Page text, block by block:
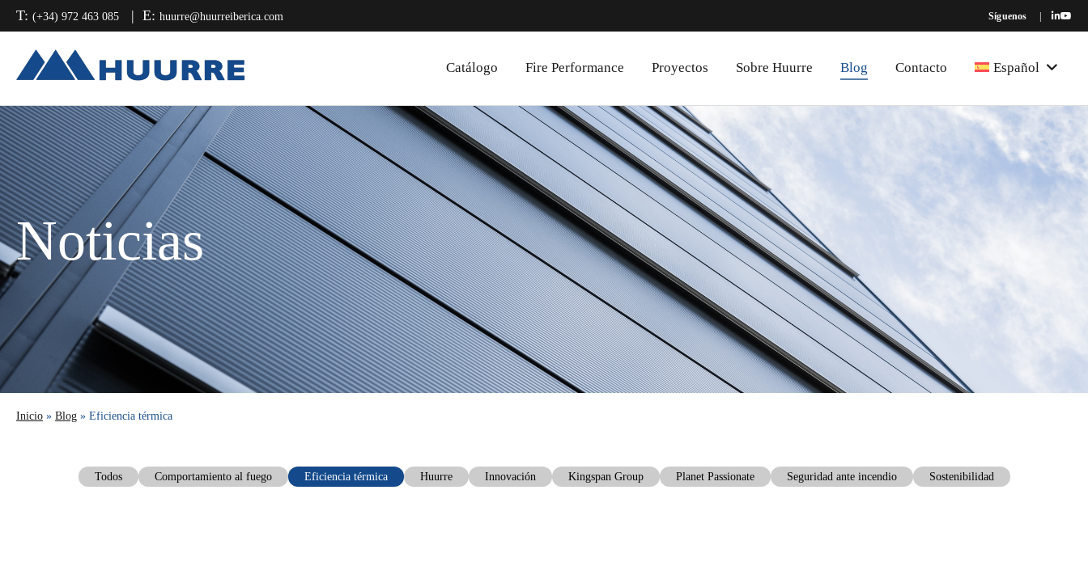
Saltar
a
navegación
principal
Saltar
al
contenido
principal
Saltar
a
barra
lateral
principal
T: (+34) 972 463 085 E: huurre@huurreiberica.com Síguenos |
Catálogo Fire Performance Proyectos Sobre Huurre Blog Contacto Español
Noticias
Inicio » Blog » Eficiencia térmica
Todos Comportamiento al fuego Eficiencia térmica Huurre Innovación Kingspan Group Planet Passionate Seguridad ante incendio Sostenibilidad